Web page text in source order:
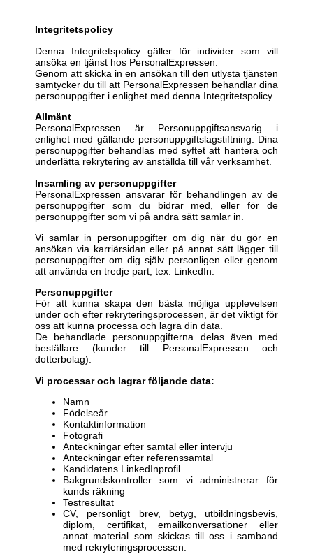
Integritetspolicy
Denna Integritetspolicy gäller för individer som vill
ansöka en tjänst hos PersonalExpressen.
Genom att skicka in en ansökan till den utlysta tjänsten
samtycker du till att PersonalExpressen behandlar dina
personuppgifter i enlighet med denna Integritetspolicy.
Allmänt
PersonalExpressen är Personuppgiftsansvarig i
enlighet med gällande personuppgiftslagstiftning. Dina
personuppgifter behandlas med syftet att hantera och
underlätta rekrytering av anställda till vår verksamhet.
Insamling av personuppgifter
PersonalExpressen ansvarar för behandlingen av de
personuppgifter som du bidrar med, eller för de
personuppgifter som vi på andra sätt samlar in.
Vi samlar in personuppgifter om dig när du gör en
ansökan via karriärsidan eller på annat sätt lägger till
personuppgifter om dig själv personligen eller genom
att använda en tredje part, tex. LinkedIn.
Personuppgifter
För att kunna skapa den bästa möjliga upplevelsen
under och efter rekryteringsprocessen, är det viktigt för
oss att kunna processa och lagra din data.
De behandlade personuppgifterna delas även med
beställare (kunder till PersonalExpressen och
dotterbolag).
Vi processar och lagrar följande data:
Namn
Födelseår
Kontaktinformation
Fotografi
Anteckningar efter samtal eller intervju
Anteckningar efter referenssamtal
Kandidatens LinkedInprofil
Bakgrundskontroller som vi administrerar för
kunds räkning
Testresultat
CV, personligt brev, betyg, utbildningsbevis,
diplom, certifikat, emailkonversationer eller
annat material som skickas till oss i samband
med rekryteringsprocessen.